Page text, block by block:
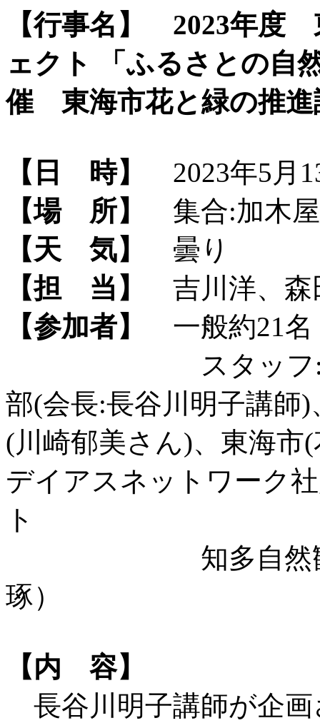
【行事名】
2023年度
ェクト 「ふるさとの
催 東海市花と緑の推
【日 時】
2023年5月
【場 所】
集合:加木
【天 気】
曇り
【担 当】 吉川洋、森
【参加者】
一般約21名
スタッフ: ビオ
部(会長:長谷川明子講師
(川崎郁美さん)、東海市
デイアスネットワーク
ト
知多自然観察会
琢）
【内 容】
長谷川明子講師が企